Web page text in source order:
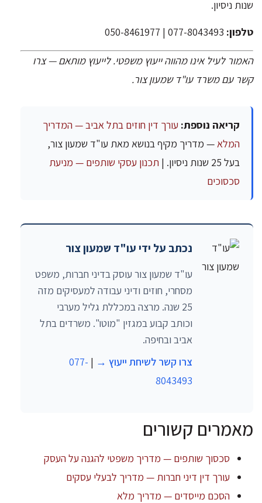
שנות ניסיון.
טלפון:
האמור לעיל אינו מהווה ייעוץ משפטי. לייעוץ מותאם — צרו
קשר עם משרד עו"ד שמעון צור.
קריאה נוספת: עורך דין חוזים בתל אביב — המדריך
המלא— מדריך מקיף בנושא מאת עו"ד שמעון צור,
בעל 25 שנות ניסיון. |
תכנון עסקי שותפים — מניעת
סכסוכים
נכתב על ידי עו"ד שמעון צור
עו"ד שמעון צור עוסק בדיני חברות, משפט
מסחרי, חוזים ודיני עבודה למעסיקים מזה
25 שנה. מרצה במכללת גליל מערבי
וכותב קבוע במגזין "מוטו". משרדים בתל
אביב ובחיפה.
צרו קשר לשיחת ייעוץ → |
077-
8043493
מאמרים קשורים
סכסוך שותפים — מדריך משפטי להגנה על העסק
עורך דין דיני חברות — מדריך לבעלי עסקים
הסכם מייסדים — מדריך מלא